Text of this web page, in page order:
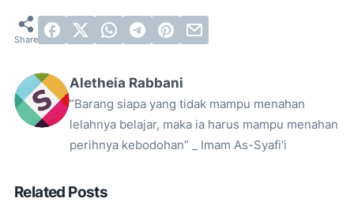
Aletheia Rabbani
“Barang siapa yang tidak mampu menahan
lelahnya belajar, maka ia harus mampu menahan
perihnya kebodohan” _ Imam As-Syafi’i
Related Posts